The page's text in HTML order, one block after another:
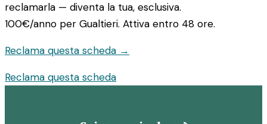
reclamarla — diventa la tua, esclusiva.
100€/anno per Gualtieri. Attiva entro 48 ore.
Reclama questa scheda →
Reclama questa scheda